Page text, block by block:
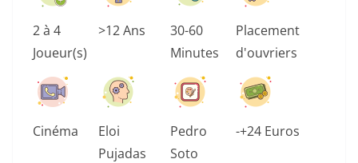
2 à 4
Joueur(s)
>12 Ans
30-60
Minutes
Placement
d'ouvriers
Cinéma
Eloi
Pujadas
Pedro
Soto
-+24 Euros